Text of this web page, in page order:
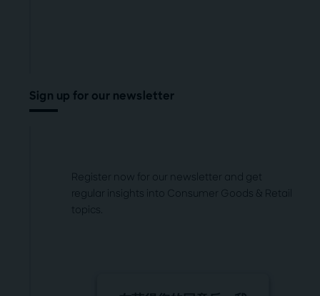
Sign up for our newsletter
Register now for our newsletter and get
regular insights into Consumer Goods & Retail
topics.